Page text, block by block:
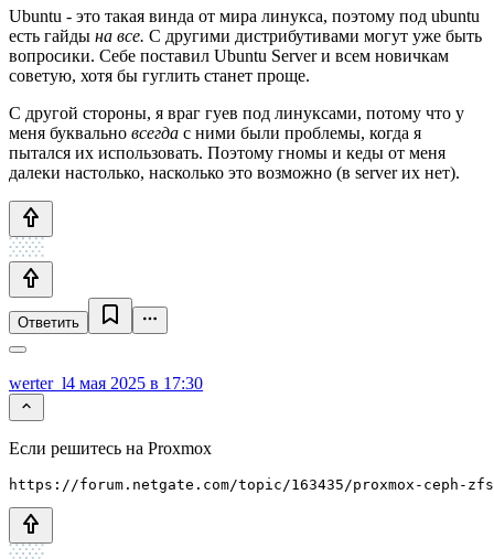
Ubuntu - это такая винда от мира линукса, поэтому под ubuntu
есть гайды на все. С другими дистрибутивами могут уже быть
вопросики. Себе поставил Ubuntu Server и всем новичкам
советую, хотя бы гуглить станет проще.
С другой стороны, я враг гуев под линуксами, потому что у
меня буквально всегда с ними были проблемы, когда я
пытался их использовать. Поэтому гномы и кеды от меня
далеки настолько, насколько это возможно (в server их нет).
Ответить
werter_l4 мая 2025 в 17:30
Если решитесь на Proxmox
https://forum.netgate.com/topic/163435/proxmox-ceph-zfs-pfsense-